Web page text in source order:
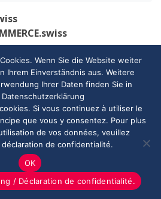
Kontakt
Wenn Sie die Website weiter
Ihrem Einverständnis aus. Weitere
Ihrer Daten finden Sie in
Si vous continuez à utiliser le
que vous y consentez. Pour plus
de vos données, veuillez
de confidentialité.
OK
/ Déclaration de confidentialité.